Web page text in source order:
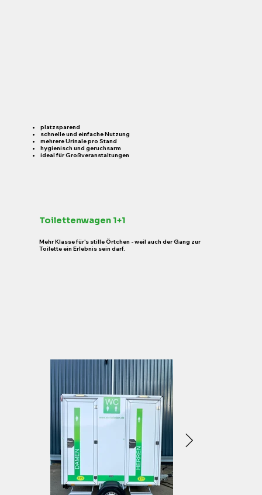
platzsparend
schnelle und einfache Nutzung
mehrere Urinale pro Stand
hygienisch und geruchsarm
ideal für Großveranstaltungen
Mehr Klasse für's stille Örtchen - weil auch der Gang zur
Toilette ein Erlebnis sein darf.
Toilettenwagen 1+1